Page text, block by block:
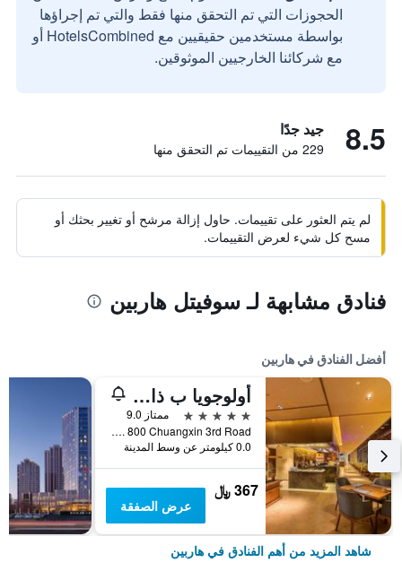
الحجوزات التي تم التحقق منها فقط والتي تم إجراؤها
بواسطة مستخدمين حقيقيين مع HotelsCombined أو
مع شركائنا الخارجيين الموثوقين.
8.5 جيد جدًا
229 من التقييمات تم التحقق منها
لم يتم العثور على تقييمات. حاول إزالة مرشح أو تغيير بحثك أو
مسح كل شيء لعرض التقييمات.
فنادق مشابهة لـ سوفيتل هاربين
أفضل الفنادق في هاربين
أولوجويا ب ذا أن باوند كوليكشن باي حيات
5 نجوم
ممتاز 9.0
No. 800 Chuangxin 3rd Road, هاربين, الصين
0.0 كيلومتر عن وسط المدينة
367 ﷼
عرض الصفقة
شاهد المزيد من أهم الفنادق في هاربين